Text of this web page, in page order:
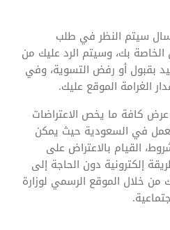
سيتم النظر في طلب
بك، وسيتم الرد عليك من
بقبول أو رفض التسوية، وفي
الغرامة الموقع عليك.
كافة ما يخص الاعتراضات
في السعودية حيث يمكن
القيام بالاعتراض على
إلكترونية دون الحاجة إلى
من خلال الموقع الرسمي لوزارة